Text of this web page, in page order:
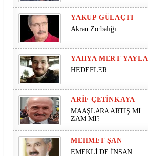
YAKUP GÜLAÇTI
Akran Zorbalığı
YAHYA MERT YAYLA
HEDEFLER
ARIF ÇETINKAYA
MAAŞLARA ARTIŞ MI
ZAM MI?
MEHMET ŞAN
EMEKLİ DE İNSAN